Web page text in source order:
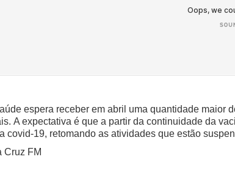
espera receber em abril uma quantidade
A expectativa é que a partir da continuidade da
covid-19, retomando as atividades que estão
Cruz FM